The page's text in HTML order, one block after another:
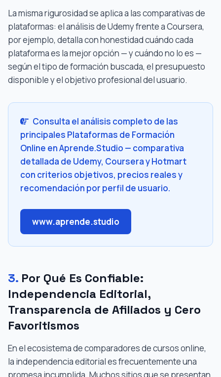
La misma rigurosidad se aplica a las comparativas de
plataformas: el análisis de Udemy frente a Coursera,
por ejemplo, detalla con honestidad cuándo cada
plataforma es la mejor opción — y cuándo no lo es —
según el tipo de formación buscada, el presupuesto
disponible y el objetivo profesional del usuario.
Consulta el análisis completo de las
principales Plataformas de Formación
Online en Aprende.Studio — comparativa
detallada de Udemy, Coursera y Hotmart
con criterios objetivos, precios reales y
recomendación por perfil de usuario.
www.aprende.studio
3. Por Qué Es Confiable:
Independencia Editorial,
Transparencia de Afiliados y Cero
Favoritismos
En el ecosistema de comparadores de cursos online,
la independencia editorial es frecuentemente una